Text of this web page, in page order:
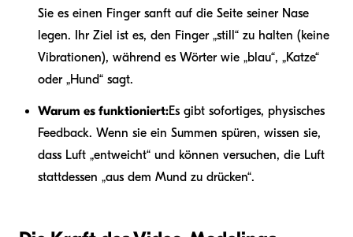
Sie es einen Finger sanft auf die Seite seiner Nase
legen. Ihr Ziel ist es, den Finger „still“ zu halten (keine
Vibrationen), während es Wörter wie „blau“, „Katze“
oder „Hund“ sagt.
Warum es funktioniert:Es gibt sofortiges, physisches
Feedback. Wenn sie ein Summen spüren, wissen sie,
dass Luft „entweicht“ und können versuchen, die Luft
stattdessen „aus dem Mund zu drücken“.